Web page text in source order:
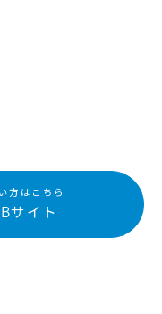
方はこちら
サイト